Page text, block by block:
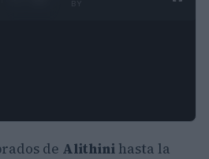
de Alithini hasta la